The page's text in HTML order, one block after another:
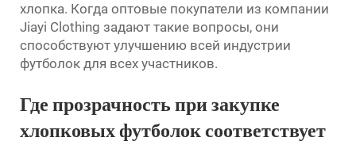
хлопка. Когда оптовые покупатели из компании
Jiayi Clothing задают такие вопросы, они
способствуют улучшению всей индустрии
футболок для всех участников.
Где прозрачность при закупке
хлопковых футболок соответствует